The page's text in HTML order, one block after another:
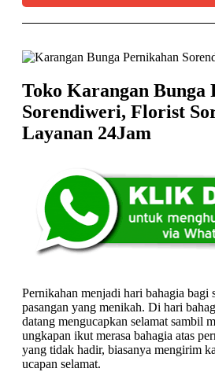
Toko Karangan Bunga
Sorendiweri, Florist
Layanan 24Jam
Pernikahan menjadi hari bahagia bagi
pasangan yang menikah. Di hari
datang mengucapkan selamat sambil
ungkapan ikut merasa bahagia atas
yang tidak hadir, biasanya mengirim
ucapan selamat.